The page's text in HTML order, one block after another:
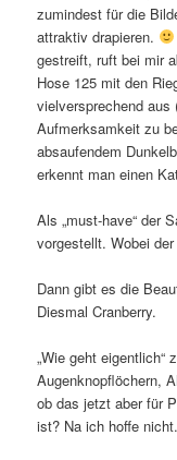
zumindest für die
attraktiv drapieren.
gestreift, ruft bei mir
Hose 125 mit den
vielversprechend
Aufmerksamkeit zu
absaufendem
erkennt man einen
Als „must-have“ der
vorgestellt. Wobei
Dann gibt es die
Diesmal Cranberry.
„Wie geht eigentlich“
Augenknopflöchern,
ob das jetzt aber für
ist? Na ich hoffe nicht.